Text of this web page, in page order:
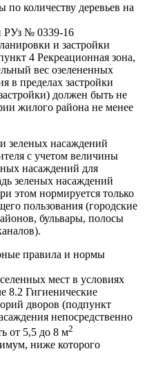
количеству деревьев на
РУз № 0339-16
и застройки
4 Рекреационная зона,
вес озелененных
в пределах застройки
должен быть не
жилого района не менее
зеленых насаждений
с учетом величины
насаждений для
зеленых насаждений
этом нормируется только
пользования (городские
бульвары, полосы
правила и нормы
мест в условиях
8.2 Гигиенические
дворов (подпункт
непосредственно
от 5,5 до 8 м2
ниже которого